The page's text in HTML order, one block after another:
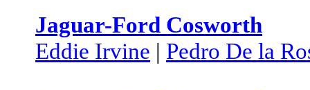
Jaguar-Ford Cosworth
Eddie Irvine | Pedro De la